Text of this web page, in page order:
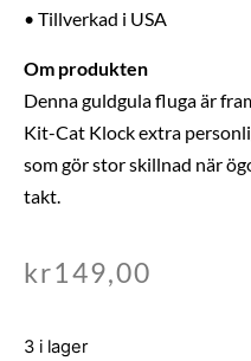
• Tillverkad i USA
Om produkten
Denna guldgula fluga är
Kit-Cat Klock extra
som gör stor skillnad när
takt.
kr149,00
3 i lager